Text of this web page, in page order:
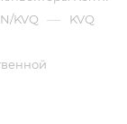
KVQ — KVQ